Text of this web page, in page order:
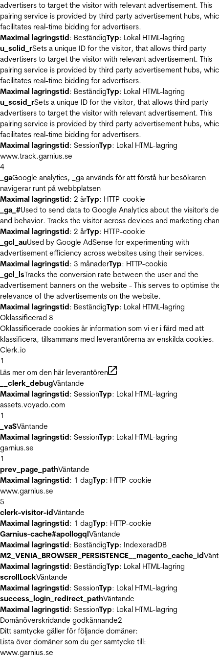
advertisers to target the visitor with relevant advertisement. This
pairing service is provided by third party advertisement hubs,
facilitates real-time bidding for advertisers.
Maximal lagringstid: BeständigTyp: Lokal HTML-lagring
u_sclid_rSets a unique ID for the visitor, that allows third party
advertisers to target the visitor with relevant advertisement. This
pairing service is provided by third party advertisement hubs,
facilitates real-time bidding for advertisers.
Maximal lagringstid: BeständigTyp: Lokal HTML-lagring
u_scsid_rSets a unique ID for the visitor, that allows third party
advertisers to target the visitor with relevant advertisement. This
pairing service is provided by third party advertisement hubs,
facilitates real-time bidding for advertisers.
Maximal lagringstid: SessionTyp: Lokal HTML-lagring
www.track.garnius.se
4
_gaGoogle analytics, _ga används för att förstå hur besökaren
navigerar runt på webbplatsen
Maximal lagringstid: 2 årTyp: HTTP-cookie
_ga_#Used to send data to Google Analytics about the visitor's
and behavior. Tracks the visitor across devices and marketing
Maximal lagringstid: 2 årTyp: HTTP-cookie
_gcl_auUsed by Google AdSense for experimenting with
advertisement efficiency across websites using their services.
Maximal lagringstid: 3 månaderTyp: HTTP-cookie
_gcl_lsTracks the conversion rate between the user and the
advertisement banners on the website - This serves to optimise
relevance of the advertisements on the website.
Maximal lagringstid: BeständigTyp: Lokal HTML-lagring
Oklassificerad 8
Oklassificerade cookies är information som vi er i färd med att
klassificera, tillsammans med leverantörerna av enskilda cookies.
Clerk.io
1
Läs mer om den här leverantören
__clerk_debugVäntande
Maximal lagringstid: SessionTyp: Lokal HTML-lagring
assets.voyado.com
1
_vaSVäntande
Maximal lagringstid: SessionTyp: Lokal HTML-lagring
garnius.se
1
prev_page_pathVäntande
Maximal lagringstid: 1 dagTyp: HTTP-cookie
www.garnius.se
5
clerk-visitor-idVäntande
Maximal lagringstid: 1 dagTyp: HTTP-cookie
Garnius-cache#apollogqlVäntande
Maximal lagringstid: BeständigTyp: IndexeradDB
M2_VENIA_BROWSER_PERSISTENCE__magento_cache_id
Maximal lagringstid: BeständigTyp: Lokal HTML-lagring
scrollLockVäntande
Maximal lagringstid: SessionTyp: Lokal HTML-lagring
success_login_redirect_pathVäntande
Maximal lagringstid: SessionTyp: Lokal HTML-lagring
Domänöverskridande godkännande2
Ditt samtycke gäller för följande domäner:
Lista över domäner som du ger samtycke till:
www.garnius.se